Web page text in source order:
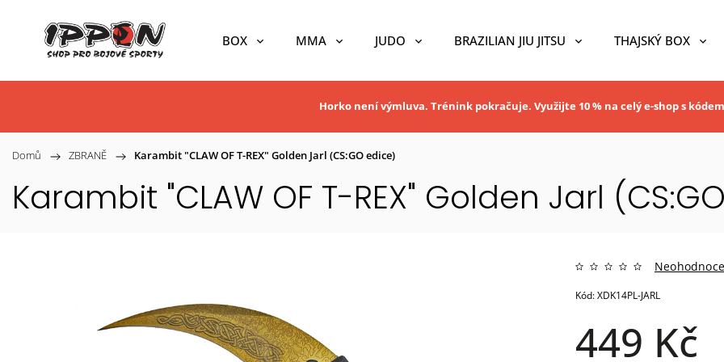
BOX MMA JUDO BRAZILIAN JIU JITSU THAJSKÝ BOX
Horko není výmluva. Trénink pokračuje. Využijte 10 % na celý e-shop s kódem
Domů / ZBRANĚ / Karambit "CLAW OF T-REX" Golden Jarl (CS:GO edice)
Karambit "CLAW OF T-REX" Golden Jarl
449 Kč
Kód:XDK14PL-JARL